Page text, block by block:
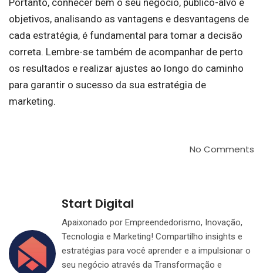
Portanto, conhecer bem o seu negócio, público-alvo e
objetivos, analisando as vantagens e desvantagens de
cada estratégia, é fundamental para tomar a decisão
correta. Lembre-se também de acompanhar de perto
os resultados e realizar ajustes ao longo do caminho
para garantir o sucesso da sua estratégia de
marketing.
No Comments
Start Digital
Apaixonado por Empreendedorismo, Inovação,
Tecnologia e Marketing! Compartilho insights e
estratégias para você aprender e a impulsionar o
seu negócio através da Transformação e